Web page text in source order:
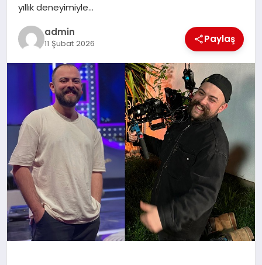
yıllık deneyimiyle…
admin
11 Şubat 2026 Paylaş